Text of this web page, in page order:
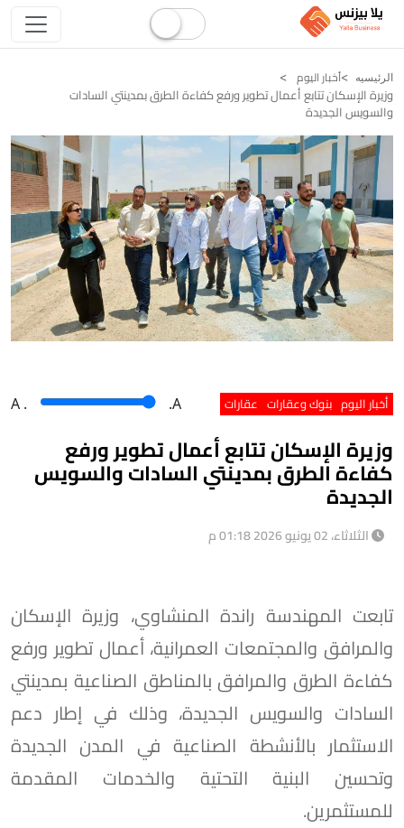
الرئيسيه أخبار اليوم
وزيرة الإسكان تتابع أعمال تطوير ورفع كفاءة الطرق بمدينتي السادات
والسويس الجديدة
أخبار اليوم بنوك وعقارات عقارات A . .A
وزيرة الإسكان تتابع أعمال تطوير ورفع
كفاءة الطرق بمدينتي السادات والسويس
الجديدة
الثلاثاء، 02 يونيو 2026 01:18 م
تابعت المهندسة راندة المنشاوي، وزيرة الإسكان
والمرافق والمجتمعات العمرانية، أعمال تطوير ورفع
كفاءة الطرق والمرافق بالمناطق الصناعية بمدينتي
السادات والسويس الجديدة، وذلك في إطار دعم
الاستثمار بالأنشطة الصناعية في المدن الجديدة
وتحسين البنية التحتية والخدمات المقدمة
للمستثمرين.